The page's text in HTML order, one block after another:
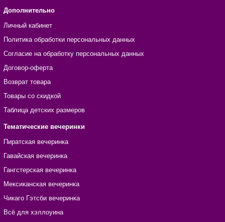
Дополнительно
Личный кабинет
Политика обработки персональных данных
Согласие на обработку персональных данных
Договор-оферта
Возврат товара
Товары со скидкой
Таблица детских размеров
Тематические вечеринки
Пиратская вечеринка
Гавайская вечеринка
Гангстерская вечеринка
Мексиканская вечеринка
Чикаго Гэтсби вечеринка
Всё для хэллоуина